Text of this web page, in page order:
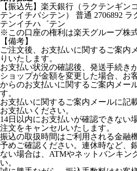
【振込先】楽天銀行（ラクテンギン
テンイチバシテン） 普通 2706892
テンイチハ゛テン
※この口座の権利は楽天グループ株
【備考】
ご注文後、お支払いに関するご案内
りいたします。
お支払い状況の確認後、発送手続き
ショップが金額を変更した場合、お
からのお支払いに関するご案内メー
す。
お支払いに関するご案内メールに記
お支払いください。
14日以内にお支払いが確認できない
注文をキャンセルいたします。
振込の取扱時間はご利用される金融
予めご確認ください。連休時など、
ない場合は、ATMやネットバンキン
い。